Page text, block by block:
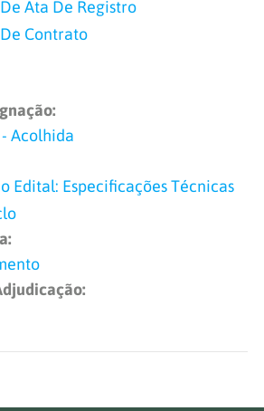
Ata De Registro
Contrato
Acolhida
Edital: Especificações Técnicas